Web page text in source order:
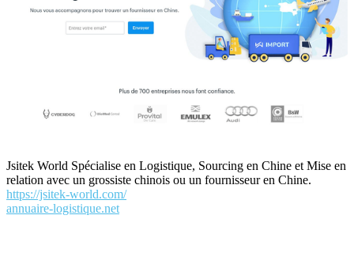
Jsitek World Spécialise en Logistique, Sourcing en Chine et Mise en
relation avec un grossiste chinois ou un fournisseur en Chine.
https://jsitek-world.com/
annuaire-logistique.net